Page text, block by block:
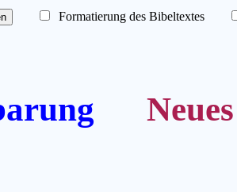
Formatierung des Bibeltextes
Neues